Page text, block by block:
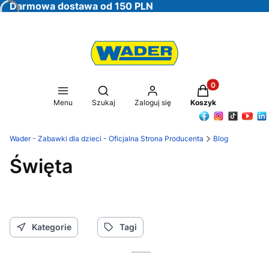
Darmowa dostawa od 150 PLN
Menu
Otwórz wyszukiwarkę
Szukaj Zaloguj się
Produkty w
Koszyk
Wader - Zabawki dla dzieci - Oficjalna Strona Producenta Blog
Święta
Kategorie Tagi